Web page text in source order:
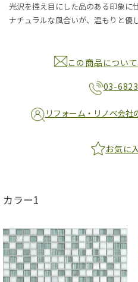
光沢を控え目にした品のある印象に
ナチュラルな風合いが、温もりと優
この商品につい
03-
リフォーム・リノベ会社
お気に
カラー1